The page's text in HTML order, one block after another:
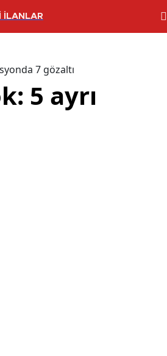
İLANLAR
7 gözaltı
5 ayrı